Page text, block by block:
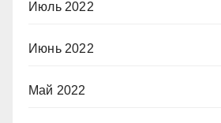
Июль 2022
Июнь 2022
Май 2022